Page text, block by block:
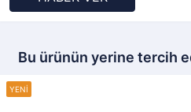
Bu ürünün yerine tercih